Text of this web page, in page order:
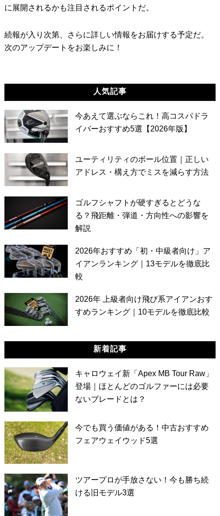
に展開されるかも注目されるポイントだ。
続報が入り次第、さらに詳しい情報をお届けする予定だ。
次のアップデートをお楽しみに！
人気記事
今あえて選ぶならこれ！高コスパドラ
イバーおすすめ5選【2026年版】
ユーティリティのボール位置｜正しい
アドレス・構え方でミスを減らす方法
ゴルフシャフトが硬すぎるとどうな
る？飛距離・弾道・方向性への影響を
解説
2026年おすすめ「初・中級者向け」ア
イアンランキング｜13モデルを徹底比
較
2026年 上級者向け飛び系アイアンおす
すめランキング｜10モデルを徹底比較
新着記事
キャロウェイ新「Apex MB Tour Raw」
登場｜ほとんどのゴルファーには必要
ないブレードとは？
今でも買う価値がある！中古おすすめ
フェアウェイウッド5選
ツアープロが手放さない！今も勝ち続
ける旧モデル3選